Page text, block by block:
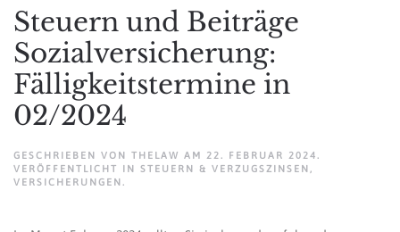
Steuern und Beiträge
Sozialversicherung:
Fälligkeitstermine in
02/2024
GESCHRIEBEN VON THELAW AM 22. FEBRUAR 2024 .
VERÖFFENTLICHT IN STEUERN & VERZUGSZINSEN ,
VERSICHERUNGEN .